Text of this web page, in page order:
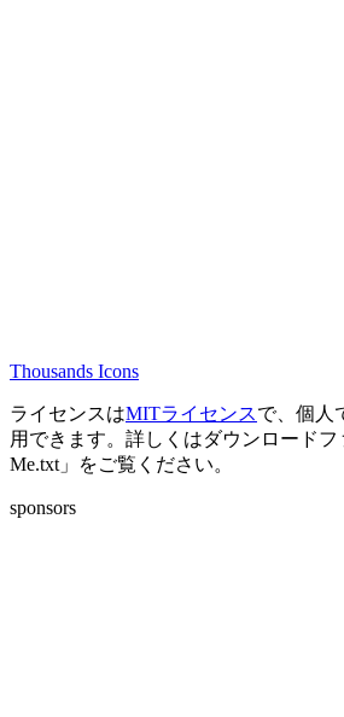
Thousands Icons
ライセンスはMITライセンスで、個人
用できます。詳しくはダウンロードフ
Me.txt」をご覧ください。
sponsors